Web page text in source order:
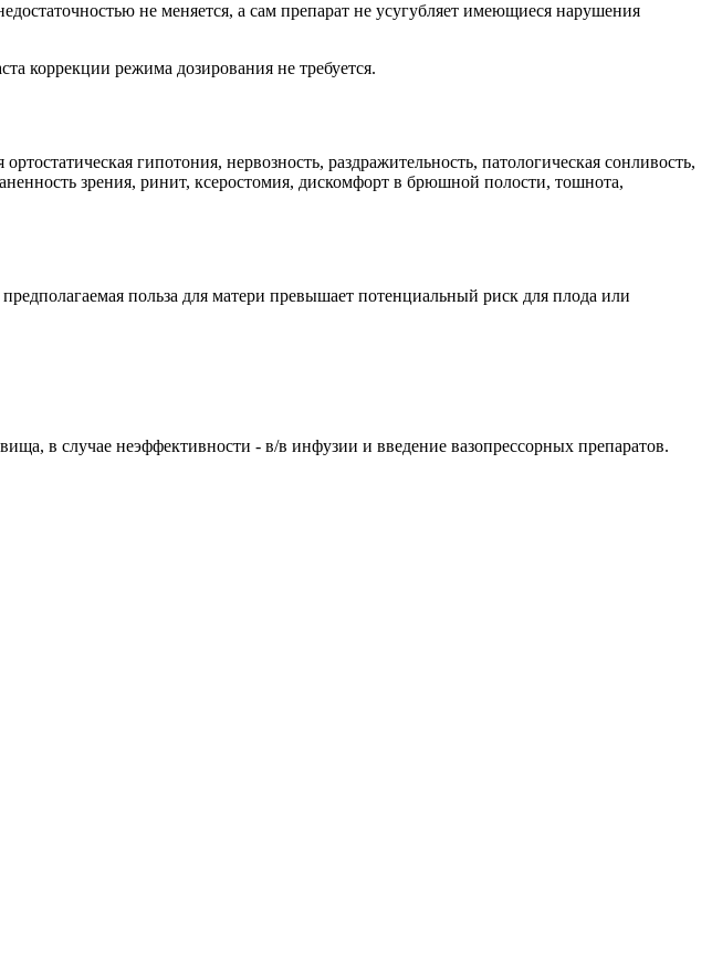
не меняется, а сам препарат не усугубляет имеющиеся нарушения
коррекции режима дозирования не требуется.
гипотония, нервозность, раздражительность, патологическая сонливость,
зрения, ринит, ксеростомия, дискомфорт в брюшной полости, тошнота,
польза для матери превышает потенциальный риск для плода или
в случае неэффективности - в/в инфузии и введение вазопрессорных препаратов.